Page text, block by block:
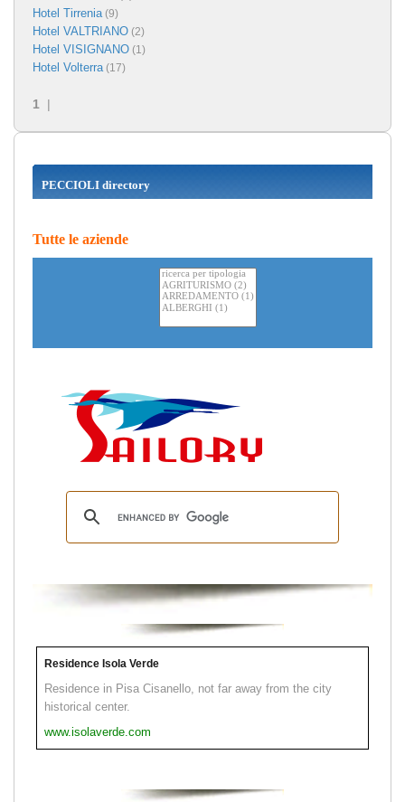
Hotel Tirrenia(9)
Hotel VALTRIANO (2)
Hotel VISIGNANO (1)
Hotel Volterra(17)
1 |
PECCIOLI directory
Tutte le aziende
Residence Isola Verde
Residence in Pisa Cisanello, not far away from the city
historical center.
www.isolaverde.com